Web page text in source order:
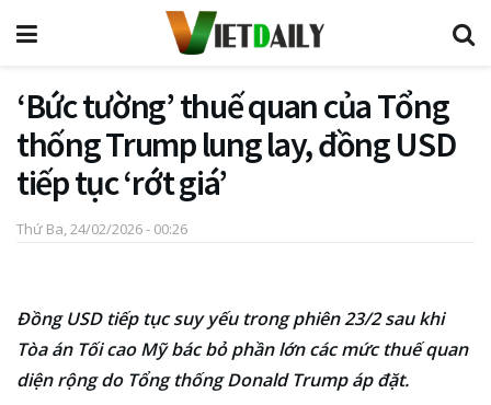
‘Bức tường’ thuế quan của Tổng
thống Trump lung lay, đồng USD
tiếp tục ‘rớt giá’
Thứ Ba, 24/02/2026 - 00:26
Đồng USD tiếp tục suy yếu trong phiên 23/2 sau khi
Tòa án Tối cao Mỹ bác bỏ phần lớn các mức thuế quan
diện rộng do Tổng thống Donald Trump áp đặt.